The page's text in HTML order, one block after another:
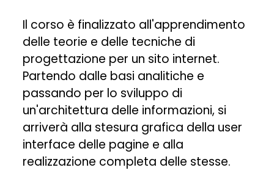
Il corso è finalizzato all'apprendimento
delle teorie e delle tecniche di
progettazione per un sito internet.
Partendo dalle basi analitiche e
passando per lo sviluppo di
un'architettura delle informazioni, si
arriverà alla stesura grafica della user
interface delle pagine e alla
realizzazione completa delle stesse.